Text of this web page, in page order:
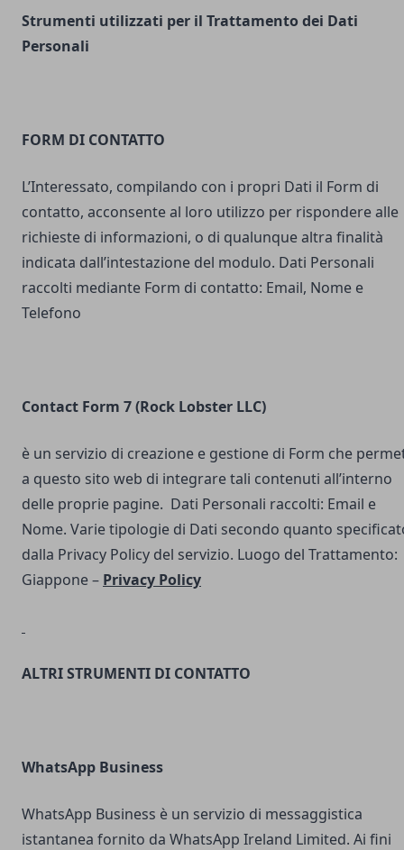
Strumenti utilizzati per il Trattamento dei Dati
Personali
FORM DI CONTATTO
L’Interessato, compilando con i propri Dati il Form di
contatto, acconsente al loro utilizzo per rispondere alle
richieste di informazioni, o di qualunque altra finalità
indicata dall’intestazione del modulo. Dati Personali
raccolti mediante Form di contatto: Email, Nome e
Telefono
Contact Form 7 (Rock Lobster LLC)
è un servizio di creazione e gestione di Form che
a questo sito web di integrare tali contenuti all’interno
delle proprie pagine. Dati Personali raccolti: Email e
Nome. Varie tipologie di Dati secondo quanto
dalla Privacy Policy del servizio. Luogo del Trattamento:
Giappone – Privacy Policy
ALTRI STRUMENTI DI CONTATTO
WhatsApp Business
WhatsApp Business è un servizio di messaggistica
istantanea fornito da WhatsApp Ireland Limited. Ai fini